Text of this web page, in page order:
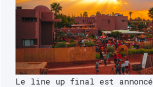
Le line up final est